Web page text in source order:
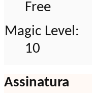
Free
Magic Level:
10
Assinatura